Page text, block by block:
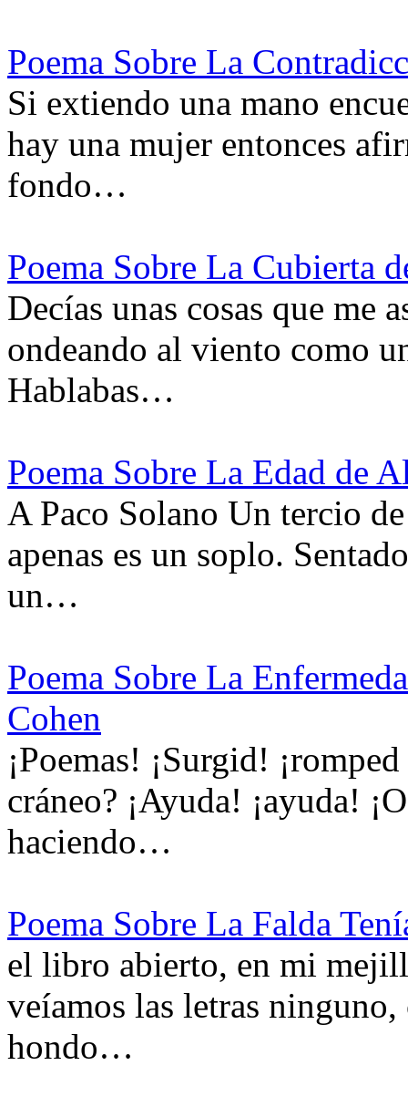
Poema Sobre La
Si extiendo una mano
hay una mujer entonces
fondo…
Poema Sobre La Cubierta
Decías unas cosas que me
ondeando al viento como
Hablabas…
Poema Sobre La Edad de
A Paco Solano Un tercio
apenas es un soplo.
un…
Poema Sobre La
Cohen
¡Poemas! ¡Surgid!
cráneo? ¡Ayuda! ¡ayuda!
haciendo…
Poema Sobre La Falda
el libro abierto, en mi
veíamos las letras ninguno,
hondo…